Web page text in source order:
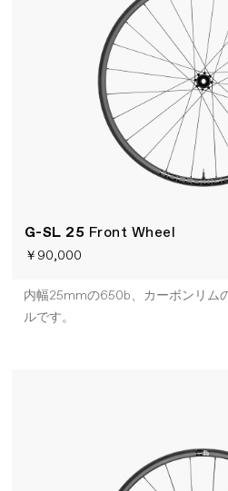
G-SL 25 Front Wheel
￥90,000
内幅25mmの650b、カーボンリム
ルです。